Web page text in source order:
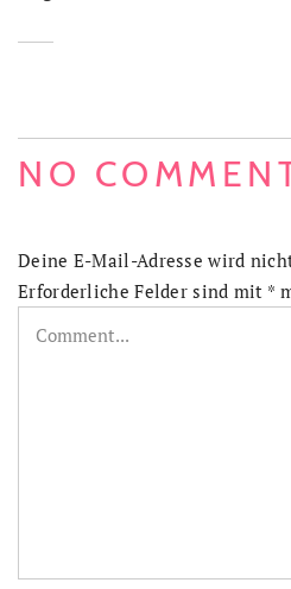
NO
Deine E-Mail-Adresse wird
Erforderliche Felder sind mit *